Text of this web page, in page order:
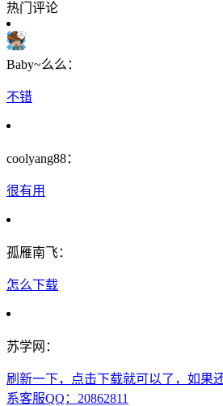
热门评论
Baby~么么：
不错
coolyang88：
很有用
孤雁南飞：
怎么下载
苏学网：
刷新一下，点击下载就可以了，如果
系客服QQ：20862811